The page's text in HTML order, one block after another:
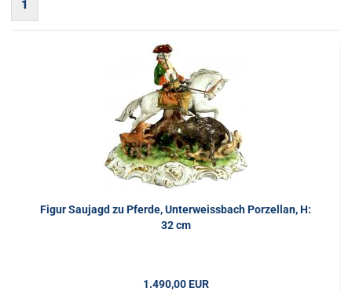
1
Figur Saujagd zu Pferde, Unterweissbach Porzellan, H:
32 cm
1.490,00 EUR